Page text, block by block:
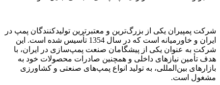
شرکت پمپیران یکی از بزرگ‌ترین و معتبرترین تولیدکنندگان پمپ در
ایران و خاورمیانه است که در سال 1354 تأسیس شده است. این
شرکت به عنوان یکی از پیشگامان صنعت پمپ‌سازی در ایران، با
هدف تأمین نیازهای داخلی و همچنین صادرات محصولات خود به
بازارهای بین‌المللی، به تولید انواع پمپ‌های صنعتی و کشاورزی
مشغول است.